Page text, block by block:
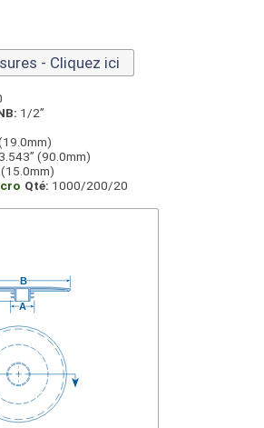
- Cliquez ici
1/2”
3.543” (90.0mm)
Qté: 1000/200/20